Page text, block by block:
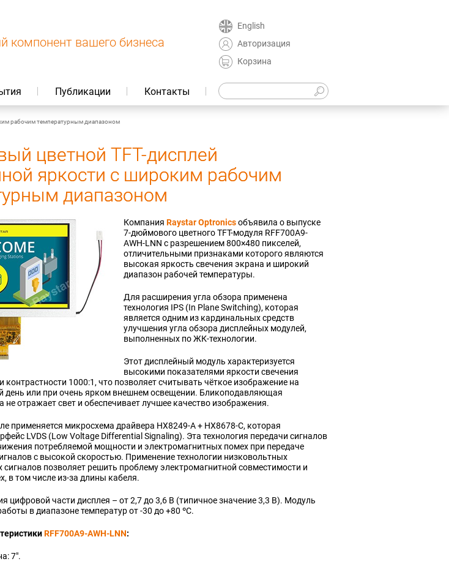
компонент вашего бизнеса
English
Авторизация
Корзина
Публикации Контакты
рабочим температурным диапазоном
цветной TFT-дисплей
яркости с широким рабочим
диапазоном
Компания Raystar Optronicsобъявила о выпуске
7-дюймового цветного TFT-модуля RFF700A9-
AWH-LNN с разрешением 800×480 пикселей,
отличительными признаками которого являются
высокая яркость свечения экрана и широкий
диапазон рабочей температуры.
Для расширения угла обзора применена
технология IPS (In Plane Switching), которая
является одним из кардинальных средств
улучшения угла обзора дисплейных модулей,
выполненных по ЖК-технологии.
Этот дисплейный модуль характеризуется
высокими показателями яркости свечения
и контрастности 1000:1, что позволяет считывать чёткое изображение на
день или при очень ярком внешнем освещении. Бликоподавляющая
не отражает свет и обеспечивает лучшее качество изображения.
применяется микросхема драйвера HX8249-A + HX8678-C, которая
LVDS (Low Voltage Differential Signaling). Эта технология передачи сигналов
потребляемой мощности и электромагнитных помех при передаче
с высокой скоростью. Применение технологии низковольтных
позволяет решить проблему электромагнитной совместимости и
в том числе из-за длины кабеля.
цифровой части дисплея – от 2,7 до 3,6 В (типичное значение 3,3 В). Модуль
в диапазоне температур от -30 до +80 ºС.
RFF700A9-AWH-LNN:
7".